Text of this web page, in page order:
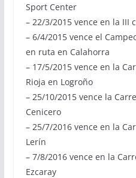
Sport Center
– 22/3/2015 vence en la III
– 6/4/2015 vence el
en ruta en Calahorra
– 17/5/2015 vence en la
Rioja en Logroño
– 25/10/2015 vence la
Cenicero
– 25/7/2016 vence en la
Lerín
– 7/8/2016 vence en la
Ezcaray